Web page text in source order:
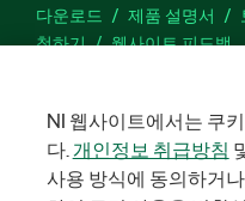
다운로드 제품 설명서
청하기
웹사이트 피드백
NI 웹사이트에서는 쿠
다. 개인정보 취급방침
사용 방식에 동의하거